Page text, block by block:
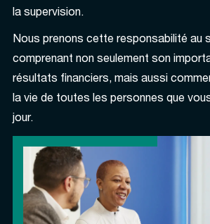
la supervision.
Nous prenons cette responsabilité au
comprenant non seulement son
résultats financiers, mais aussi
la vie de toutes les personnes que
jour.